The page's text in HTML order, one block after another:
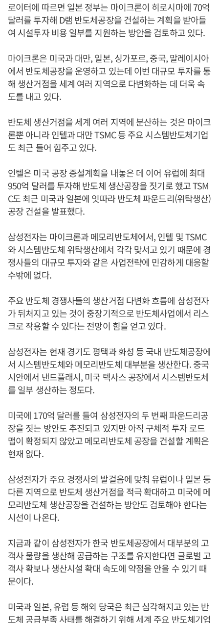
로이터에 따르면 일본 정부는 마이크론이 히로시마에 70억
달러를 투자해 D램 반도체공장을 건설하는 계획을 받아들
여 시설투자 비용 일부를 지원하는 방안을 검토하고 있다.
마이크론은 미국과 대만, 일본, 싱가포르, 중국, 말레이시아
에서 반도체공장을 운영하고 있는데 이번 대규모 투자를 통
해 생산거점을 세계 여러 지역으로 다변화하는 데 더욱 속
도를 내고 있다.
반도체 생산거점을 세계 여러 지역에 분산하는 것은 마이크
론뿐 아니라 인텔과 대만 TSMC 등 주요 시스템반도체기업
도 최근 들어 힘주고 있다.
인텔은 미국 공장 증설계획을 내놓은 데 이어 유럽에 최대
950억 달러를 투자해 반도체 생산공장을 짓기로 했고 TSM
C도 최근 미국과 일본에 잇따라 반도체 파운드리(위탁생산)
공장 건설을 발표했다.
삼성전자는 마이크론과 메모리반도체에서, 인텔 및 TSMC
와 시스템반도체 위탁생산에서 각각 맞서고 있기 때문에 경
쟁사들의 대규모 투자와 같은 사업전략에 민감하게 대응할
수밖에 없다.
주요 반도체 경쟁사들의 생산거점 다변화 흐름에 삼성전자
가 뒤처지고 있는 것이 중장기적으로 반도체사업에서 리스
크로 작용할 수 있다는 전망이 힘을 얻고 있다.
삼성전자는 현재 경기도 평택과 화성 등 국내 반도체공장에
서 시스템반도체와 메모리반도체 대부분을 생산한다. 중국
시안에서 낸드플래시, 미국 텍사스 공장에서 시스템반도체
를 일부 생산하는 정도다.
미국에 170억 달러를 들여 삼성전자의 두 번째 파운드리공
장을 짓는 방안도 추진되고 있지만 아직 구체적 투자 로드
맵이 확정되지 않았고 메모리반도체 공장을 건설할 계획은
현재 없다.
삼성전자가 주요 경쟁사의 발걸음에 맞춰 유럽이나 일본 등
다른 지역으로 반도체 생산거점을 적극 확대하고 미국에 메
모리반도체 생산공장을 건설하는 방안도 검토해야 한다는
시선이 나온다.
지금과 같이 삼성전자가 한국 반도체공장에서 대부분의 고
객사 물량을 생산해 공급하는 구조를 유지한다면 글로벌 고
객사 확보나 생산시설 확대 속도에 약점을 안을 수 있기 때
문이다.
미국과 일본, 유럽 등 해외 당국은 최근 심각해지고 있는 반
도체 공급부족 사태를 해결하기 위해 세계 주요 반도체기업